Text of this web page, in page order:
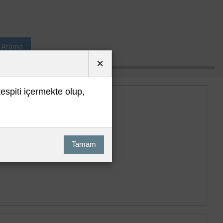
Arama
×
içermekte olup,
Tamam